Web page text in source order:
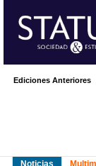
Ediciones Anteriores
Noticias